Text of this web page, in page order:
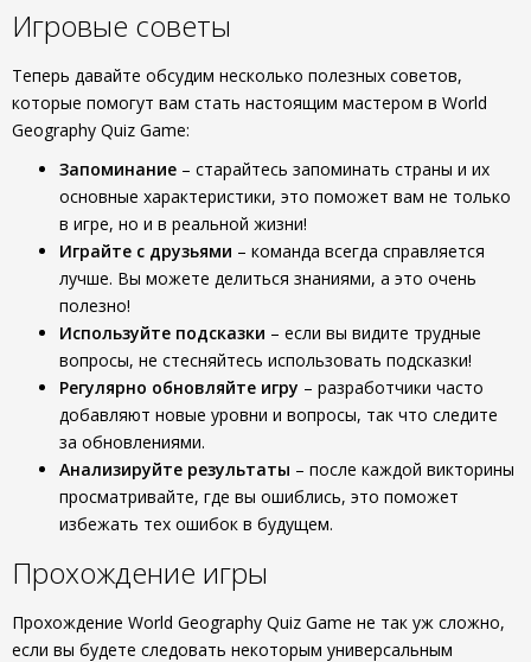
Игровые советы
Теперь давайте обсудим несколько полезных советов,
которые помогут вам стать настоящим мастером в World
Geography Quiz Game:
Запоминание – старайтесь запоминать страны и их
основные характеристики, это поможет вам не только
в игре, но и в реальной жизни!
Играйте с друзьями – команда всегда справляется
лучше. Вы можете делиться знаниями, а это очень
полезно!
Используйте подсказки – если вы видите трудные
вопросы, не стесняйтесь использовать подсказки!
Регулярно обновляйте игру – разработчики часто
добавляют новые уровни и вопросы, так что следите
за обновлениями.
Анализируйте результаты – после каждой викторины
просматривайте, где вы ошиблись, это поможет
избежать тех ошибок в будущем.
Прохождение игры
Прохождение World Geography Quiz Game не так уж сложно,
если вы будете следовать некоторым универсальным